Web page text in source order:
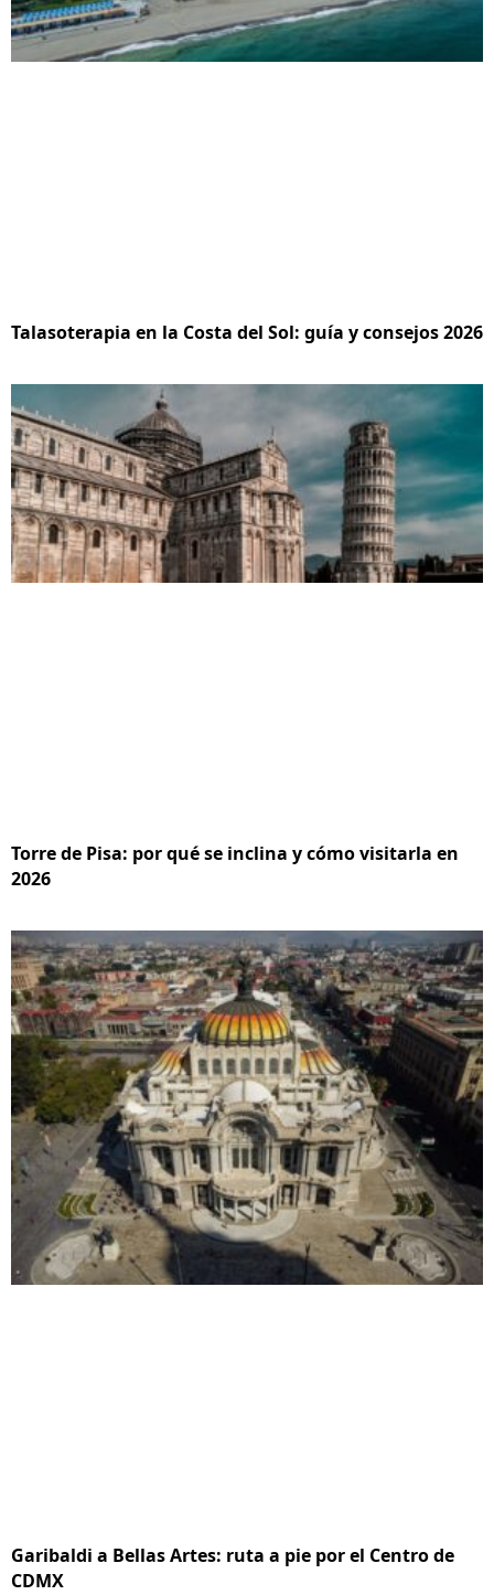
Talasoterapia en la Costa del Sol: guía y consejos 2026
Torre de Pisa: por qué se inclina y cómo visitarla en
2026
Garibaldi a Bellas Artes: ruta a pie por el Centro de
CDMX